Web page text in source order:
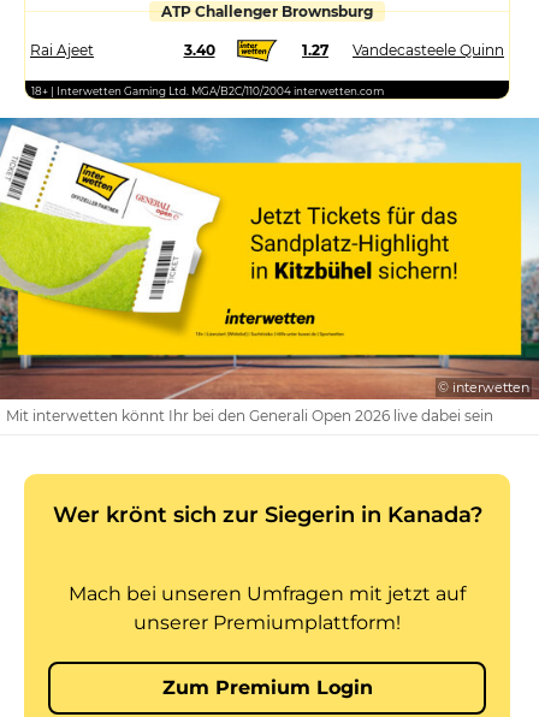
ATP Challenger Brownsburg
Rai Ajeet 3.40 1.27 Vandecasteele Quinn
18+ | Interwetten Gaming Ltd. MGA/B2C/110/2004 interwetten.com
© interwetten
Mit interwetten könnt Ihr bei den Generali Open 2026 live dabei sein